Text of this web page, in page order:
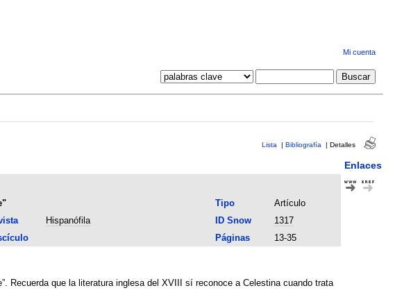
Mi cuenta
Lista | Bibliografía | Detalles
Enlaces
Tipo
Artículo
Hispanófila ID Snow
1317
Páginas
13-35
Recuerda que la literatura inglesa del XVIII sí reconoce a Celestina cuando trata